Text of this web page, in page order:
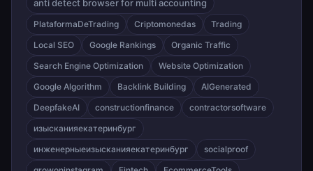
anti detect browser for multi accounting
PlataformaDeTrading Criptomonedas
Trading
Local SEO
Google Rankings
Organic Traffic
Search Engine Optimization
Website Optimization
Google Algorithm
Backlink Building
AIGenerated
DeepfakeAI
constructionfinance
contractorsoftware
изысканияекатеринбург
инженерныеизысканияекатеринбург
socialproof